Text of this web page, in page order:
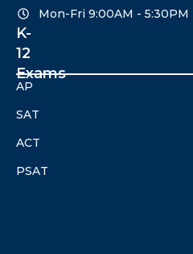
Mon-Fri 9:00AM - 5:30PM​
K-
12
Exams
AP
SAT
ACT
PSAT